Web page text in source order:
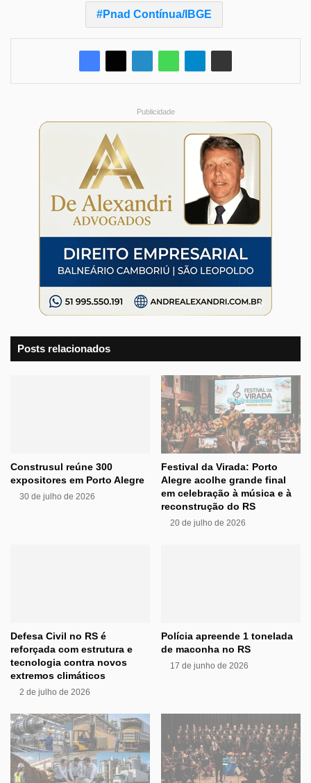
Pnad Contínua/IBGE
Publicidade
Posts relacionados
Construsul reúne 300
expositores em Porto Alegre
30 de julho de 2026
Festival da Virada: Porto
Alegre acolhe grande final
em celebração à música e à
reconstrução do RS
20 de julho de 2026
Defesa Civil no RS é
reforçada com estrutura e
tecnologia contra novos
extremos climáticos
2 de julho de 2026
Polícia apreende 1 tonelada
de maconha no RS
17 de junho de 2026